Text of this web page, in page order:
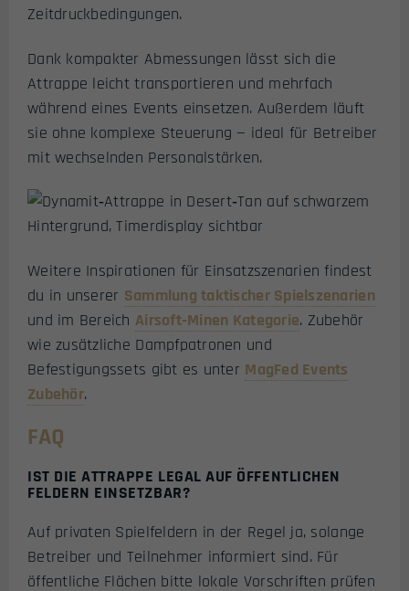
Zeitdruckbedingungen.
Dank kompakter Abmessungen lässt sich die
Attrappe leicht transportieren und mehrfach
während eines Events einsetzen. Außerdem läuft
sie ohne komplexe Steuerung — ideal für Betreiber
mit wechselnden Personalstärken.
Weitere Inspirationen für Einsatzszenarien findest
du in unserer Sammlung taktischer Spielszenarien
und im Bereich Airsoft‑Minen Kategorie. Zubehör
wie zusätzliche Dampfpatronen und
Befestigungssets gibt es unter MagFed Events
Zubehör.
FAQ
IST DIE ATTRAPPE LEGAL AUF ÖFFENTLICHEN
FELDERN EINSETZBAR?
Auf privaten Spielfeldern in der Regel ja, solange
Betreiber und Teilnehmer informiert sind. Für
öffentliche Flächen bitte lokale Vorschriften prüfen